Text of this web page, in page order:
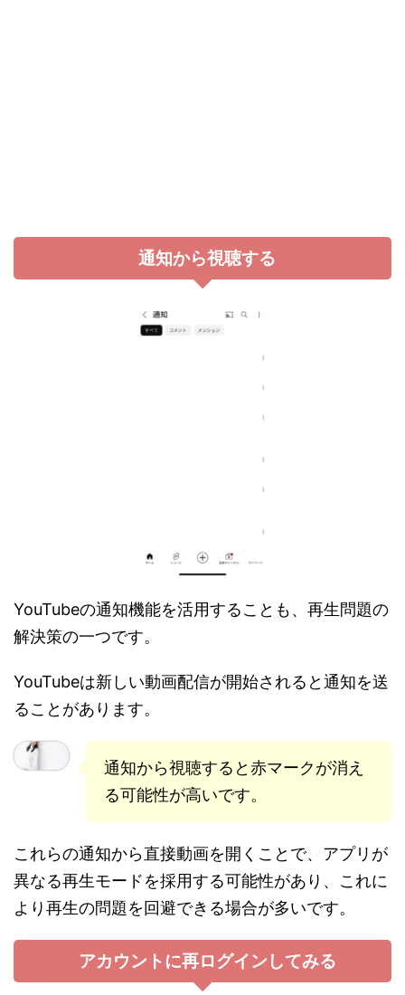
通知から視聴する
YouTubeの通知機能を活用することも、再生問題の
解決策の一つです。
YouTubeは新しい動画配信が開始されると通知を送
ることがあります。
通知から視聴すると赤マークが消え
る可能性が高いです。
これらの通知から直接動画を開くことで、アプリが
異なる再生モードを採用する可能性があり、これに
より再生の問題を回避できる場合が多いです。
アカウントに再ログインしてみる